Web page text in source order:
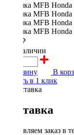
2100 ₽
в наличии
В корзину
В
Купить в 1 клик
Доставка
Доставляем заказ